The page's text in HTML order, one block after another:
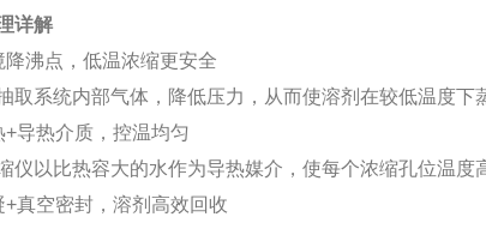
详解
降沸点，低温浓缩更安全
取系统内部气体，降低压力，从而使溶剂在较低温度下
+导热介质，控温均匀
仪以比热容大的水作为导热媒介，使每个浓缩孔位温度
+真空密封，溶剂高效回收